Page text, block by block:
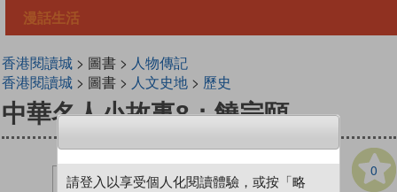
漫話生活
香港閱讀城> 圖書 > 人物傳記
香港閱讀城> 圖書 > 人文史地> 歷史
中華名人小故事8：饒宗頤
0
請登入以享受個人化閱讀體驗，或按「略